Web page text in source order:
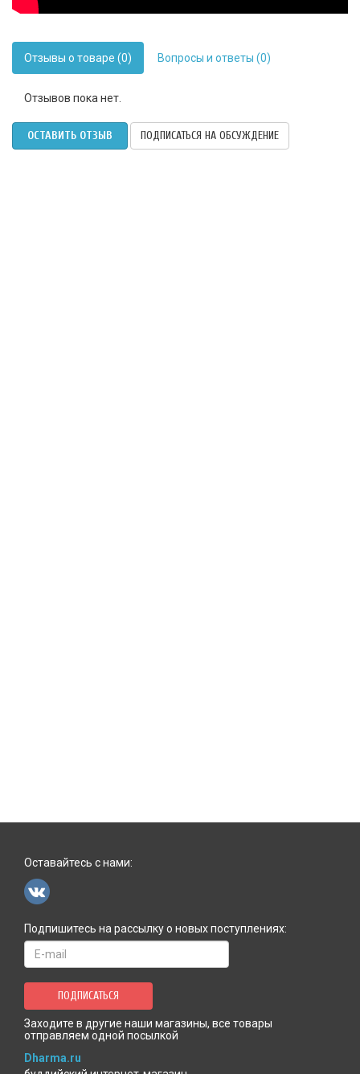
Отзывы о товаре (0) Вопросы и ответы (0)
Отзывов пока нет.
ОСТАВИТЬ ОТЗЫВ ПОДПИСАТЬСЯ НА ОБСУЖДЕНИЕ
Оставайтесь с нами:
Подпишитесь на рассылку о новых поступлениях:
ПОДПИСАТЬСЯ
Заходите в другие наши магазины, все товары
отправляем одной посылкой
Dharma.ru